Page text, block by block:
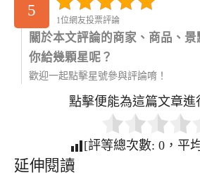
5
1位網友投票評論
關於本文評論的商家、商品、景
你給幾顆星呢？
歡迎一起點擊星號參與評論唷！
點擊便能為這篇文章進
[評等總次數: 0 ，平
延伸閱讀